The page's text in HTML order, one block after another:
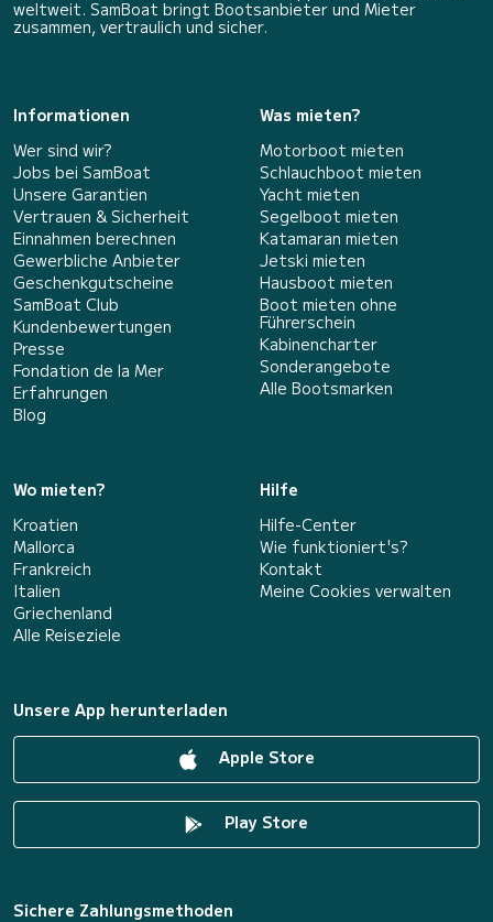
weltweit. SamBoat bringt Bootsanbieter und Mieter
zusammen, vertraulich und sicher.
Informationen
Wer sind wir?
Jobs bei SamBoat
Unsere Garantien
Vertrauen & Sicherheit
Einnahmen berechnen
Gewerbliche Anbieter
Geschenkgutscheine
SamBoat Club
Kundenbewertungen
Presse
Fondation de la Mer
Erfahrungen
Blog
Was mieten?
Motorboot mieten
Schlauchboot mieten
Yacht mieten
Segelboot mieten
Katamaran mieten
Jetski mieten
Hausboot mieten
Boot mieten ohne
Führerschein
Kabinencharter
Sonderangebote
Alle Bootsmarken
Wo mieten?
Kroatien
Mallorca
Frankreich
Italien
Griechenland
Alle Reiseziele
Hilfe
Hilfe-Center
Wie funktioniert's?
Kontakt
Meine Cookies verwalten
Unsere App herunterladen
Apple Store
Play Store
Sichere Zahlungsmethoden